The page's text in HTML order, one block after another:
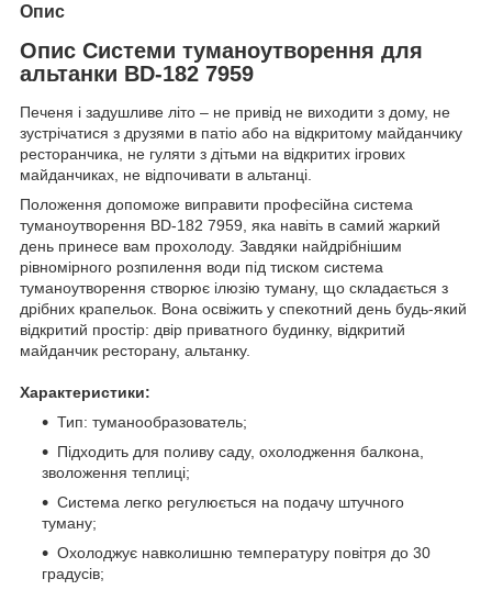
Опис
Опис Системи туманоутворення для
альтанки BD-182 7959
Печеня і задушливе літо – не привід не виходити з дому, не
зустрічатися з друзями в патіо або на відкритому майданчику
ресторанчика, не гуляти з дітьми на відкритих ігрових
майданчиках, не відпочивати в альтанці.
Положення допоможе виправити професійна система
туманоутворення BD-182 7959, яка навіть в самий жаркий
день принесе вам прохолоду. Завдяки найдрібнішим
рівномірного розпилення води під тиском система
туманоутворення створює ілюзію туману, що складається з
дрібних крапельок. Вона освіжить у спекотний день будь-який
відкритий простір: двір приватного будинку, відкритий
майданчик ресторану, альтанку.
Характеристики:
Тип: туманообразователь;
Підходить для поливу саду, охолодження балкона,
зволоження теплиці;
Система легко регулюється на подачу штучного
туману;
Охолоджує навколишню температуру повітря до 30
градусів;